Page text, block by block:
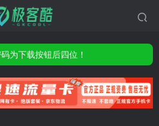
为下载按钮后四位！
为下载按钮后四位！